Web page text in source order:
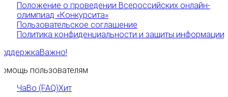
Положение о проведении Всероссийских онлайн-
олимпиад «Конкурсита»
Пользовательское соглашение
Политика конфиденциальности и защиты информации
Важно!
пользователям
ЧаВо (FAQ)Хит